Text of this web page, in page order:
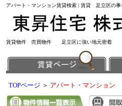
アパート・マンション賃貸検索 | 賃貸 足立区の
賃貸物件 売買物件 足立区に強い地元密着
TOPページ ＞ アパート・マンション